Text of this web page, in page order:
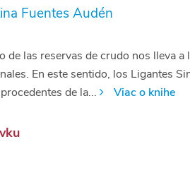
Fuentes Audén
de las reservas de crudo nos lleva
En este sentido, los Ligantes
de la...
Viac o knihe